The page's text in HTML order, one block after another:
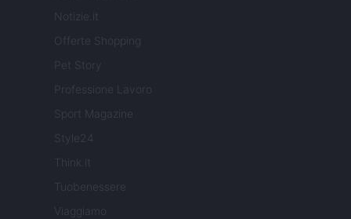
Notizie.it
Offerte Shopping
Pet Story
Professione Lavoro
Sport Magazine
Style24
Think.it
Tuobenessere
Viaggiamo